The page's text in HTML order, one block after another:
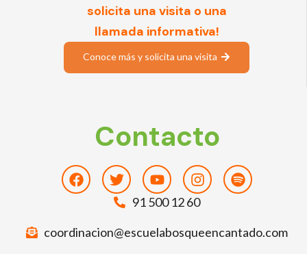
solicita una visita o una
llamada informativa!
Conoce más y solicita una visita
Contacto
FacebookTwitterYoutubeInstagramSpotify
91 500 12 60
coordinacion@escuelabosqueencantado.com